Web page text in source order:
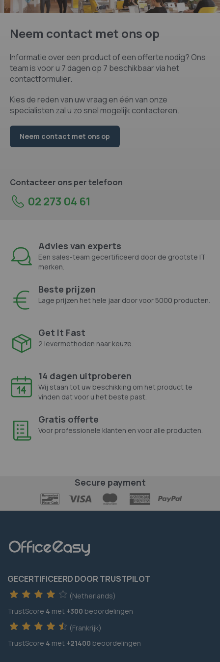
Neem contact met ons op
Informatie over een product of een offerte nodig? Ons
team is voor u 7 dagen op 7 beschikbaar via het
contactformulier.
Kies de reden van uw vraag en één van onze
specialisten zal u zo snel mogelijk contacteren.
Neem contact met ons op
Contacteer ons per telefoon
02 273 04 61
Advies van experts
Een sales-team gecertificeerd door de grootste IT
merken.
Beste prijzen
Lage prijzen het hele jaar door voor 5000 producten.
Get It Fast
2 levermethoden naar keuze.
14 dagen uitproberen
Wij staan tot uw beschikking om het product te
vinden dat voor u het beste past.
Gratis offerte
Voor professionele klanten en voor alle producten.
Secure payment
GECERTIFICEERD DOOR TRUSTPILOT
(Netherlands)
TrustScore 4 met +300 beoordelingen
(Frankrijk)
TrustScore 4 met +21400 beoordelingen